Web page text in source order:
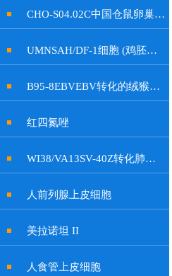
CHO-S04.02C中国仓鼠卵巢细胞
UMNSAH/DF-1细胞 (鸡胚成纤维细胞)
B95-8EBVEBV转化的绒猴白细胞
红四氮唑
WI38/VA13SV-40Z转化肺成纤维细胞
人前列腺上皮细胞
美拉诺坦 II
人食管上皮细胞